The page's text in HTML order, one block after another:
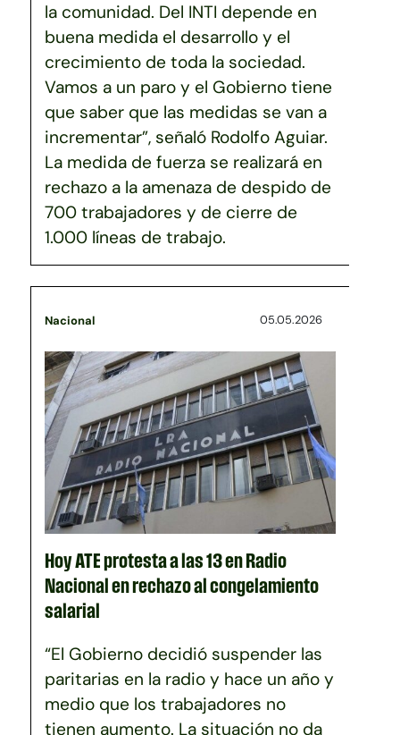
la comunidad. Del INTI depende en
buena medida el desarrollo y el
crecimiento de toda la sociedad.
Vamos a un paro y el Gobierno tiene
que saber que las medidas se van a
incrementar”, señaló Rodolfo Aguiar.
La medida de fuerza se realizará en
rechazo a la amenaza de despido de
700 trabajadores y de cierre de
1.000 líneas de trabajo.
Nacional 05.05.2026
Hoy ATE protesta a las 13 en Radio
Nacional en rechazo al congelamiento
salarial
“El Gobierno decidió suspender las
paritarias en la radio y hace un año y
medio que los trabajadores no
tienen aumento. La situación no da